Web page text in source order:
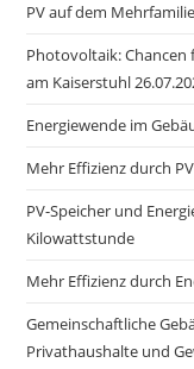
PV auf dem
Photovoltaik: Chancen
am Kaiserstuhl
Energiewende im
Mehr Effizienz durch
PV-Speicher und
Kilowattstunde
Mehr Effizienz durch
Gemeinschaftliche
Privathaushalte und